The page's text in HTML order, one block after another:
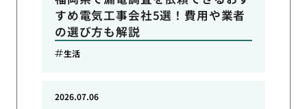
すめ電気工事会社5選！費用や業者
の選び方も解説
生活
2026.07.06